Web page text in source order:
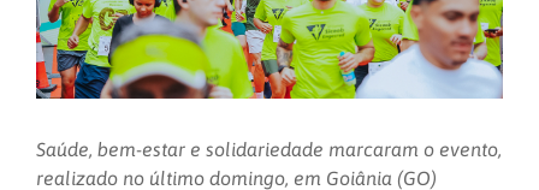
Saúde, bem-estar e solidariedade marcaram o evento,
realizado no último domingo, em Goiânia (GO)